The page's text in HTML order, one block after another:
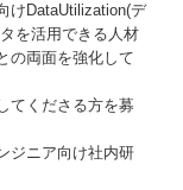
けDataUtilization(デ
を活用できる人材
の両面を強化して
てくださる方を募
ジニア向け社内研